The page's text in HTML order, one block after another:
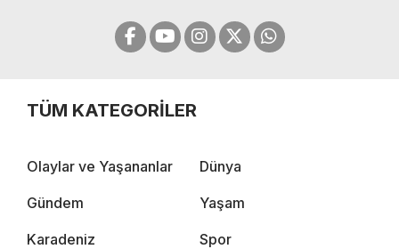
TÜM KATEGORİLER
Olaylar ve Yaşananlar Dünya
Gündem Yaşam
Karadeniz Spor